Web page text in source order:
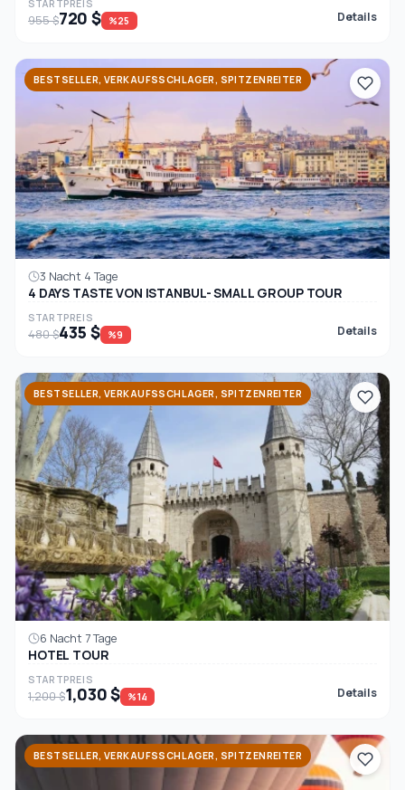
STARTPREIS
955 $720 $ %25 Details
BESTSELLER, VERKAUFSSCHLAGER, SPITZENREITER
3 Nacht 4 Tage
4 DAYS TASTE VON ISTANBUL- SMALL GROUP TOUR
STARTPREIS
480 $435 $ %9 Details
BESTSELLER, VERKAUFSSCHLAGER, SPITZENREITER
6 Nacht 7 Tage
HOTEL TOUR
STARTPREIS
1,200 $1,030 $ %14 Details
BESTSELLER, VERKAUFSSCHLAGER, SPITZENREITER